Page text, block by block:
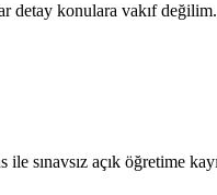
detay konulara vakıf değilim.
sınavsız açık öğretime